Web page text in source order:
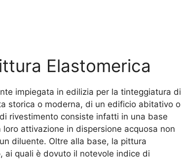
Elastomerica
impiegata in edilizia per la tinteggiatura di
storica o moderna, di un edificio abitativo o
rivestimento consiste infatti in una base
attivazione in dispersione acquosa non
diluente. Oltre alla base, la pittura
ai quali è dovuto il notevole indice di